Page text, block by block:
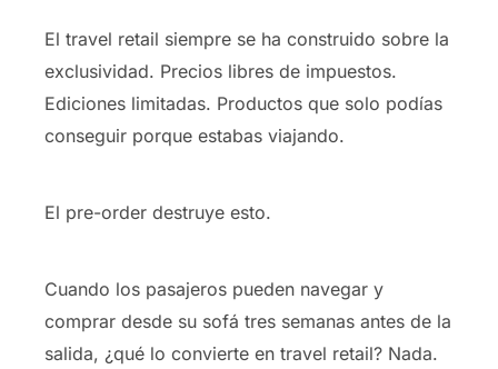
El travel retail siempre se ha construido sobre la
exclusividad. Precios libres de impuestos.
Ediciones limitadas. Productos que solo podías
conseguir porque estabas viajando.
El pre-order destruye esto.
Cuando los pasajeros pueden navegar y
comprar desde su sofá tres semanas antes de la
salida, ¿qué lo convierte en travel retail? Nada.